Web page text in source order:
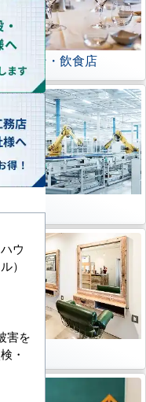
ストラン・飲食店
容室
ウ
）
害を
・